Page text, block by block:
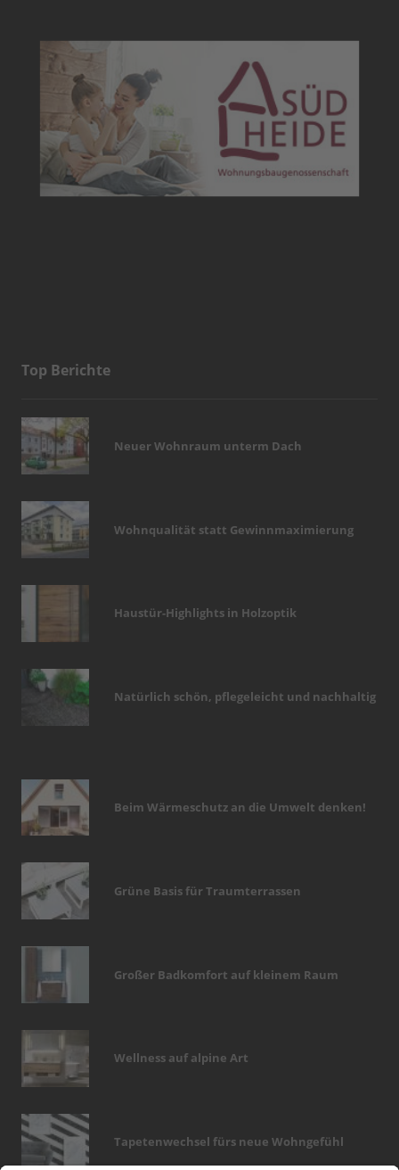
Top Berichte
Neuer Wohnraum unterm Dach
Wohnqualität statt Gewinnmaximierung
Haustür-Highlights in Holzoptik
Natürlich schön, pflegeleicht und nachhaltig
Beim Wärmeschutz an die Umwelt denken!
Grüne Basis für Traumterrassen
Großer Badkomfort auf kleinem Raum
Wellness auf alpine Art
Tapetenwechsel fürs neue Wohngefühl